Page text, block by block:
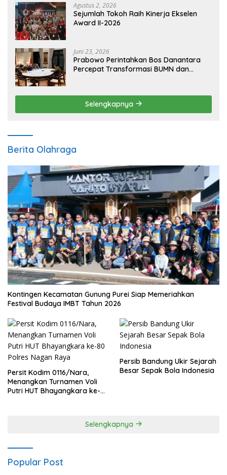
Agustus 2, 2026
Sejumlah Tokoh Raih Kinerja Ekselen
Award II-2026
Juni 23, 2026
Prabowo Perintahkan Bos Danantara
Percepat Transformasi BUMN dan
Selengkapnya
Berita Olahraga
Kontingen Kecamatan Gunung Purei Siap Memeriahkan
Festival Budaya IMBT Tahun 2026
Persit Kodim 0116/Nara,
Menangkan Turnamen Voli
Putri HUT Bhayangkara ke-
Persib Bandung Ukir Sejarah
Besar Sepak Bola Indonesia
Selengkapnya
Popular Post